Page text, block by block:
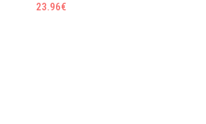
23.96€